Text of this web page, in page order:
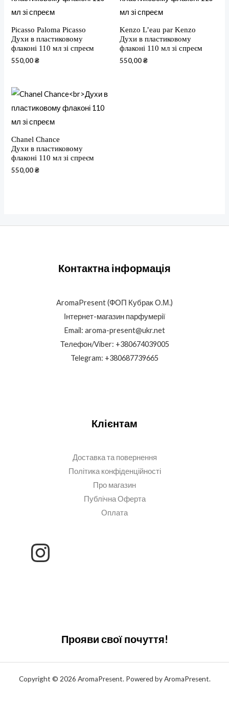
Picasso Paloma Picasso
Духи в пластиковому
флаконі 110 мл зі спреєм
550,00₴
Kenzo L’eau par Kenzo
Духи в пластиковому
флаконі 110 мл зі спреєм
550,00₴
Chanel Chance
Духи в пластиковому
флаконі 110 мл зі спреєм
550,00₴
Контактна інформація
AromaPresent (ФОП Кубрак О.М.)
Інтернет-магазин парфумерії
Email: aroma-present@ukr.net
Телефон/Viber: +380674039005
Telegram: +380687739665
Клієнтам
Доставка та повернення
Політика конфіденційності
Про магазин
Публічна Оферта
Оплата
Прояви свої почуття!
Copyright © 2026 AromaPresent. Powered by AromaPresent.